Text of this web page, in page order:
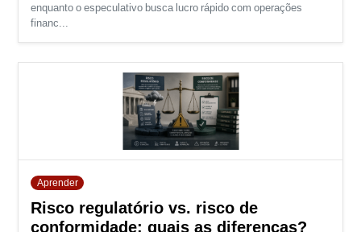
enquanto o especulativo busca lucro rápido com operações
financ...
Aprender
Risco regulatório vs. risco de
conformidade: quais as diferenças?